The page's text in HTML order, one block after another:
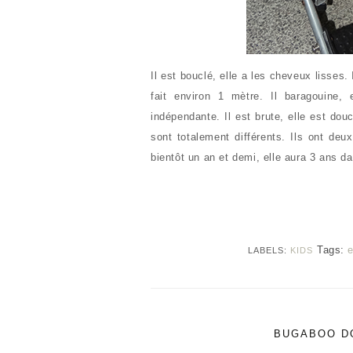
Il est bouclé, elle a les cheveux
fait environ 1 mètre. Il
indépendante. Il est brute, elle est
sont totalement différents. Ils ont
bientôt un an et demi, elle aura 3 ans
LABELS: KIDS Tags:
BUGABOO